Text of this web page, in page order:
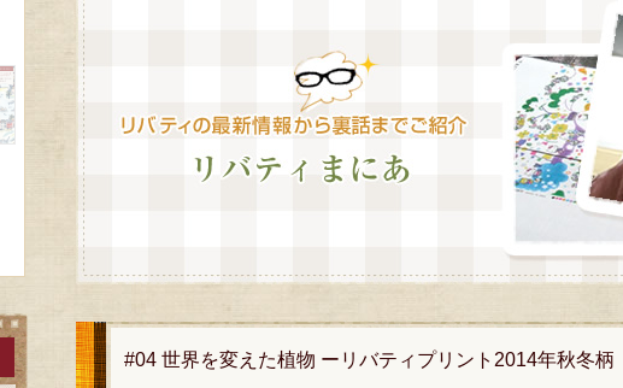
#04 世界を変えた植物 ーリバティプリント2014年秋冬柄